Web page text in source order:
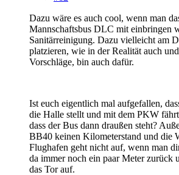
Dazu wäre es auch cool, wenn man
Mannschaftsbus DLC mit einbringen
Sanitärreinigung. Dazu vielleicht am
platzieren, wie in der Realität auch
Vorschläge, bin auch dafür.
Ist euch eigentlich mal aufgefallen,
die Halle stellt und mit dem PKW
dass der Bus dann draußen steht?
BB40 keinen Kilometerstand und die
Flughafen geht nicht auf, wenn man
da immer noch ein paar Meter zurück
das Tor auf.